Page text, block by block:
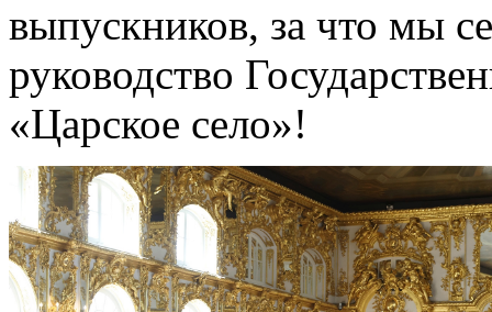
выпускников, за что мы
руководство
«Царское село»!